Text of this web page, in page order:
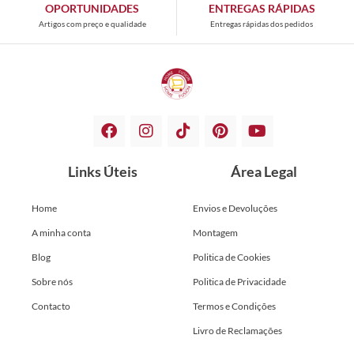
OPORTUNIDADES
Artigos com preço e qualidade
ENTREGAS RÁPIDAS
Entregas rápidas dos pedidos
Links Úteis
Home
A minha conta
Blog
Sobre nós
Contacto
Área Legal
Envios e Devoluções
Montagem
Politica de Cookies
Politica de Privacidade
Termos e Condições
Livro de Reclamações